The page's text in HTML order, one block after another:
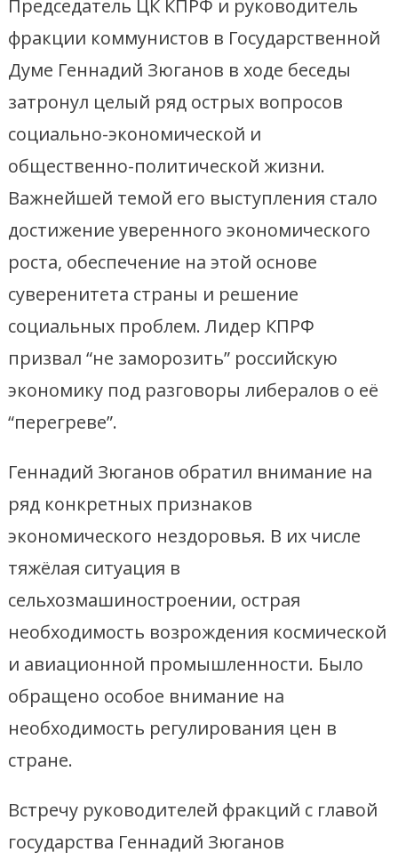
Председатель ЦК КПРФ и руководитель
фракции коммунистов в Государственной
Думе Геннадий Зюганов в ходе беседы
затронул целый ряд острых вопросов
социально-экономической и
общественно-политической жизни.
Важнейшей темой его выступления стало
достижение уверенного экономического
роста, обеспечение на этой основе
суверенитета страны и решение
социальных проблем. Лидер КПРФ
призвал “не заморозить” российскую
экономику под разговоры либералов о её
“перегреве”.
Геннадий Зюганов обратил внимание на
ряд конкретных признаков
экономического нездоровья. В их числе
тяжёлая ситуация в
сельхозмашиностроении, острая
необходимость возрождения космической
и авиационной промышленности. Было
обращено особое внимание на
необходимость регулирования цен в
стране.
Встречу руководителей фракций с главой
государства Геннадий Зюганов